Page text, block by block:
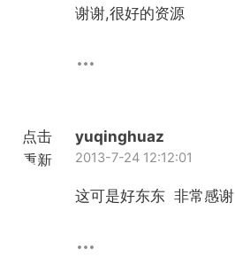
谢谢,很好的资源
点击
重新
yuqinghuaz
2013-7-24 12:12:01
这可是好东东 非常感谢